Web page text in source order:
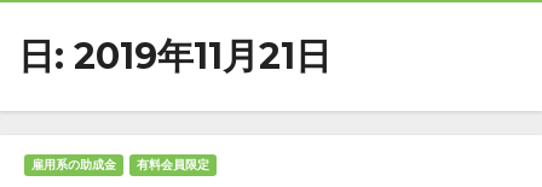
日: 2019年11月21日
雇用系の助成金 有料会員限定